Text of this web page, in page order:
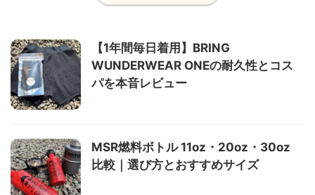
【1年間毎日着用】BRING
WUNDERWEAR ONEの耐久性とコス
パを本音レビュー
MSR燃料ボトル 11oz・20oz・30oz
比較｜選び方とおすすめサイズ